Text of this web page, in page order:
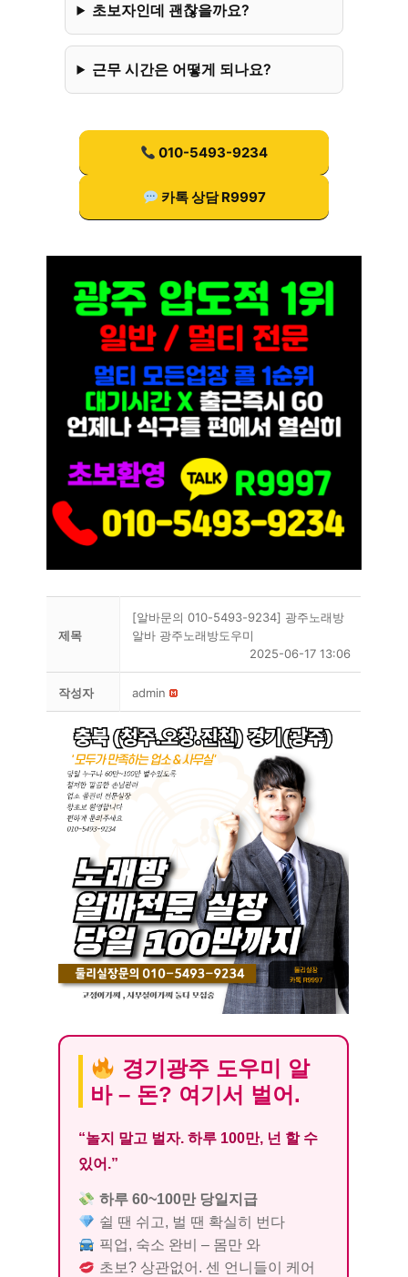
초보자인데 괜찮을까요?
근무 시간은 어떻게 되나요?
010-5493-9234
카톡 상담 R9997
제목
[알바문의 010-5493-9234] 광주노래방
알바 광주노래방도우미
2025-06-17 13:06
작성자 admin
경기광주 도우미 알
바 – 돈? 여기서 벌어.
“놀지 말고 벌자. 하루 100만, 넌 할 수
있어.”
하루 60~100만 당일지급
쉴 땐 쉬고, 벌 땐 확실히 번다
픽업, 숙소 완비 – 몸만 와
초보? 상관없어. 센 언니들이 케어